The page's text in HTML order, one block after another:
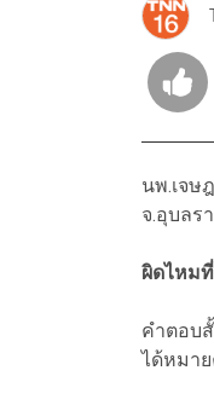
นพ.เจษ
จ.อุบลร
ผิดไหมที่
คำตอบ
ได้หมา